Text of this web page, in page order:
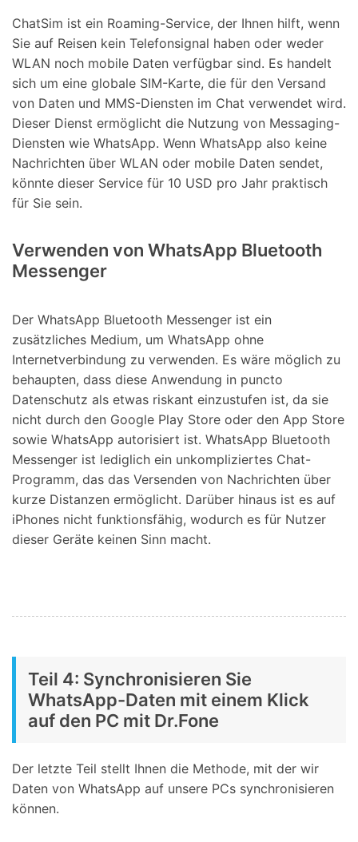
ChatSim ist ein Roaming-Service, der Ihnen hilft, wenn
Sie auf Reisen kein Telefonsignal haben oder weder
WLAN noch mobile Daten verfügbar sind. Es handelt
sich um eine globale SIM-Karte, die für den Versand
von Daten und MMS-Diensten im Chat verwendet wird.
Dieser Dienst ermöglicht die Nutzung von Messaging-
Diensten wie WhatsApp. Wenn WhatsApp also keine
Nachrichten über WLAN oder mobile Daten sendet,
könnte dieser Service für 10 USD pro Jahr praktisch
für Sie sein.
Verwenden von WhatsApp Bluetooth
Messenger
Der WhatsApp Bluetooth Messenger ist ein
zusätzliches Medium, um WhatsApp ohne
Internetverbindung zu verwenden. Es wäre möglich zu
behaupten, dass diese Anwendung in puncto
Datenschutz als etwas riskant einzustufen ist, da sie
nicht durch den Google Play Store oder den App Store
sowie WhatsApp autorisiert ist. WhatsApp Bluetooth
Messenger ist lediglich ein unkompliziertes Chat-
Programm, das das Versenden von Nachrichten über
kurze Distanzen ermöglicht. Darüber hinaus ist es auf
iPhones nicht funktionsfähig, wodurch es für Nutzer
dieser Geräte keinen Sinn macht.
Teil 4: Synchronisieren Sie
WhatsApp-Daten mit einem Klick
auf den PC mit Dr.Fone
Der letzte Teil stellt Ihnen die Methode, mit der wir
Daten von WhatsApp auf unsere PCs synchronisieren
können.